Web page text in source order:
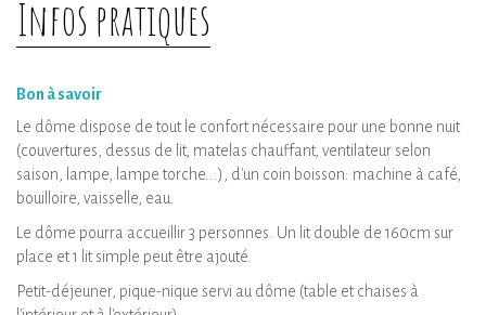
Distanciation physique
Fermeture des sanitaires communs
Infos pratiques
Bon à savoir
Le dôme dispose de tout le confort nécessaire pour une bonne nuit
(couvertures, dessus de lit, matelas chauffant, ventilateur selon
saison, lampe, lampe torche...), d'un coin boisson: machine à café,
bouilloire, vaisselle, eau.
Le dôme pourra accueillir 3 personnes. Un lit double de 160cm sur
place et 1 lit simple peut être ajouté.
Petit-déjeuner, pique-nique servi au dôme (table et chaises à